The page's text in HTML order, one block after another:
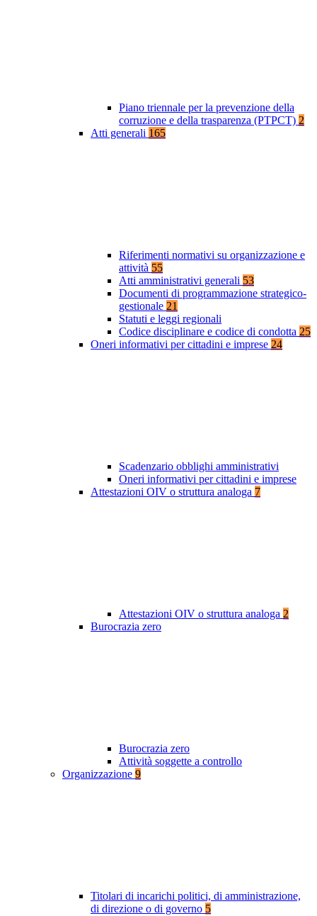
Piano triennale per la prevenzione della
corruzione e della trasparenza (PTPCT) 2
Atti generali 165
Riferimenti normativi su organizzazione e
attività 55
Atti amministrativi generali 53
Documenti di programmazione strategico-
gestionale 21
Statuti e leggi regionali
Codice disciplinare e codice di condotta 25
Oneri informativi per cittadini e imprese 24
Scadenzario obblighi amministrativi
Oneri informativi per cittadini e imprese
Attestazioni OIV o struttura analoga 7
Attestazioni OIV o struttura analoga 2
Burocrazia zero
Burocrazia zero
Attività soggette a controllo
Organizzazione 9
Titolari di incarichi politici, di amministrazione,
di direzione o di governo 5